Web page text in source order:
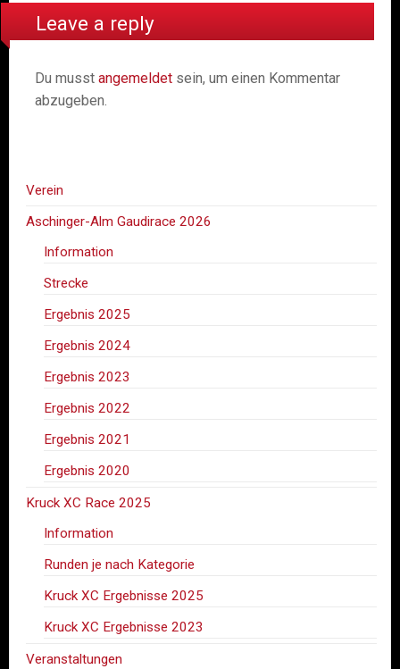
Leave a reply
Du musst angemeldet sein, um einen Kommentar
abzugeben.
Verein
Aschinger-Alm Gaudirace 2026
Information
Strecke
Ergebnis 2025
Ergebnis 2024
Ergebnis 2023
Ergebnis 2022
Ergebnis 2021
Ergebnis 2020
Kruck XC Race 2025
Information
Runden je nach Kategorie
Kruck XC Ergebnisse 2025
Kruck XC Ergebnisse 2023
Veranstaltungen